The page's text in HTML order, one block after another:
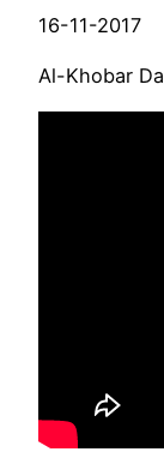
16-11-2017
Al-Khobar